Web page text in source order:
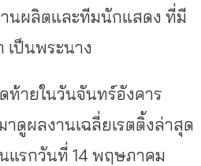
นผลิตและทีมนักแสดง ที่มี
ป็นพระนาง
ท้ายในวันจันทร์อังคาร
ดูผลงานเฉลี่ยเรตติ้งล่าสุด
แรกวันที่ 14 พฤษภาคม